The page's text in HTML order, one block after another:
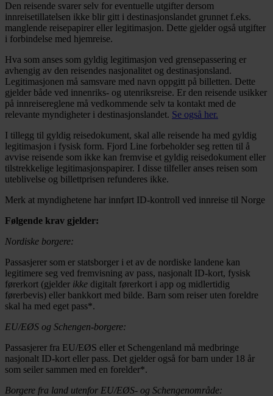
Den reisende svarer selv for eventuelle utgifter dersom
innreisetillatelsen ikke blir gitt i destinasjonslandet grunnet f.eks.
manglende reisepapirer eller legitimasjon. Dette gjelder også utgifter
i forbindelse med hjemreise.
Hva som anses som gyldig legitimasjon ved grensepassering er
avhengig av den reisendes nasjonalitet og destinasjonsland.
Legitimasjonen må samsvare med navn oppgitt på billetten. Dette
gjelder både ved innenriks- og utenriksreise. Er den reisende usikker
på innreisereglene må vedkommende selv ta kontakt med de
relevante myndigheter i destinasjonslandet. Se også her.
I tillegg til gyldig reisedokument, skal alle reisende ha med gyldig
legitimasjon i fysisk form. Fjord Line forbeholder seg retten til å
avvise reisende som ikke kan fremvise et gyldig reisedokument eller
tilstrekkelige legitimasjonspapirer. I disse tilfeller anses reisen som
uteblivelse og billettprisen refunderes ikke.
Merk at myndighetene har innført ID-kontroll ved innreise til Norge
Følgende krav gjelder:
Nordiske borgere:
Passasjerer som er statsborger i et av de nordiske landene kan
legitimere seg ved fremvisning av pass, nasjonalt ID-kort, fysisk
førerkort (gjelder ikke digitalt førerkort i app og midlertidig
førerbevis) eller bankkort med bilde. Barn som reiser uten foreldre
skal ha med eget pass*.
EU/EØS og Schengen-borgere:
Passasjerer fra EU/EØS eller et Schengenland må medbringe
nasjonalt ID-kort eller pass. Det gjelder også for barn under 18 år
som seiler sammen med en forelder*.
Borgere fra land utenfor EU/EØS- og Schengenområde: